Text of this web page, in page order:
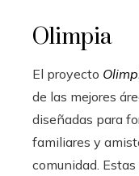
Olimpia
El proyecto
de las mejores
diseñadas para
familiares y
comunidad.